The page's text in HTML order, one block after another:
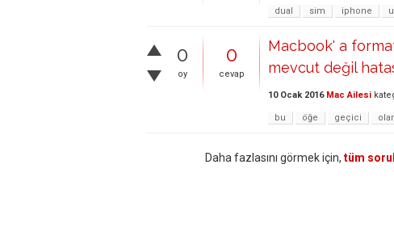
dual sim iphone
0
oy
0
cevap
Macbook' a
mevcut değil
10 Ocak 2016 Mac Ailesi
bu öğe geçici
Daha fazlasını görmek için, tüm